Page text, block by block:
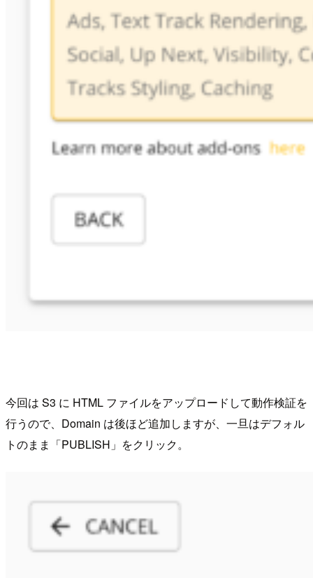
今回は S3 に HTML ファイルをアップロードして動作検証を
行うので、Domain は後ほど追加しますが、一旦はデフォル
トのまま「PUBLISH」をクリック。